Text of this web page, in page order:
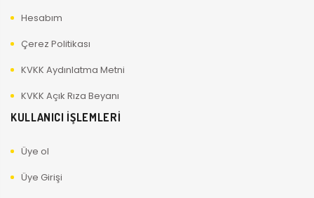
Hesabım
Çerez Politikası
KVKK Aydınlatma Metni
KVKK Açık Rıza Beyanı
KULLANICI İŞLEMLERİ
Üye ol
Üye Girişi